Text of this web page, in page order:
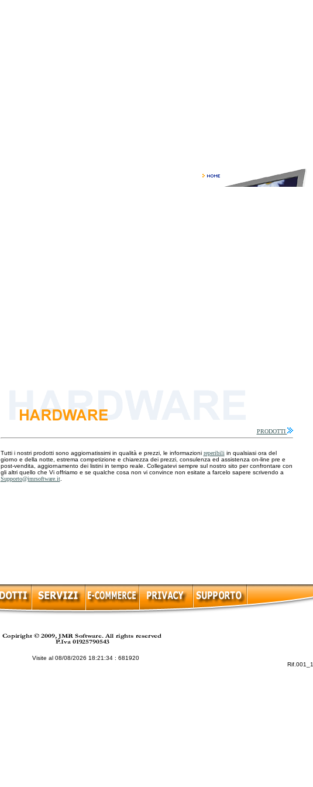
PRODOTTI
Tutti i nostri prodotti sono aggiornatissimi in qualità e prezzi, le informazioni reperibili in qualsiasi ora del
giorno e della notte, estrema competizione e chiarezza dei prezzi, consulenza ed assistenza on-line pre e
post-vendita, aggiornamento dei listini in tempo reale. Collegatevi sempre sul nostro sito per confrontare con
gli altri quello che Vi offriamo e se qualche cosa non vi convince non esitate a farcelo sapere scrivendo a
Supporto@jmrsoftware.it.
Visite al 08/08/2026 18:21:34 : 681920
Rif.001_1